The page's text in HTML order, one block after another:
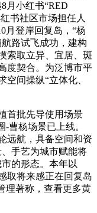
月小红书“RED
书社区市场担任人
月登岸回复岛，“杨
路试飞成功，建构
索取立异、宜居、斑
度契合。为泛博市平
间操纵“立体化、
批先导使用场景
曹杨场景已上线。
远航，具备空间和资
手艺为城市赋能将
的形态。本年以
取将来感正在回复岛
理著称，查看更多黄